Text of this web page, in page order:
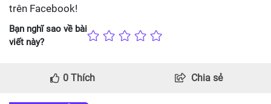
trên Facebook!
Bạn nghĩ sao về bài
viết này?
0 Thích Chia sẻ